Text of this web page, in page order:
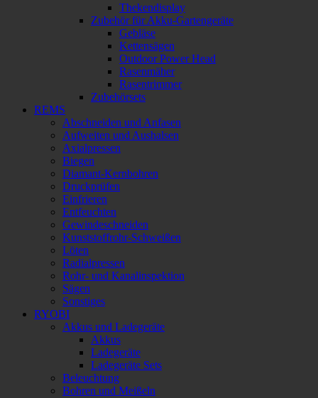
Thekendisplay
Zubehör für Akku-Gartengeräte
Gebläse
Kettensägen
Outdoor Power Head
Rasenmäher
Rasentrimmer
Zubehörsets
REMS
Abschneiden und Anfasen
Aufweiten und Aushalsen
Axialpressen
Biegen
Diamant-Kernbohren
Druckprüfen
Einfrieren
Entfeuchten
Gewindeschneiden
Kunststoffrohr-Schweißen
Löten
Radialpressen
Rohr- und Kanalinspektion
Sägen
Sonstiges
RYOBI
Akkus und Ladegeräte
Akkus
Ladegeräte
Ladegeräte Sets
Beleuchtung
Bohren und Meißeln